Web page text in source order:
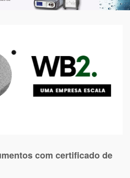
com certificado de